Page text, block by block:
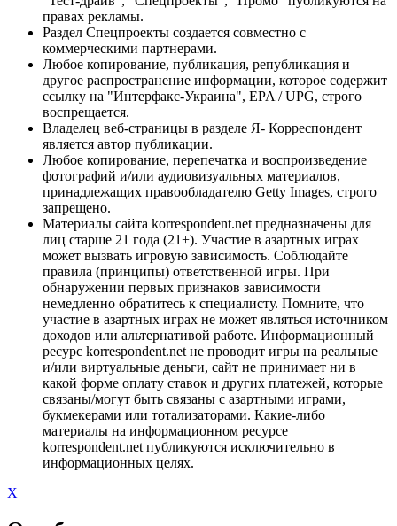
правах рекламы.
Раздел Спецпроекты создается совместно с
коммерческими партнерами.
Любое копирование, публикация, републикация и
другое распространение информации, которое содержит
ссылку на "Интерфакс-Украина", EPA / UPG, строго
воспрещается.
Владелец веб-страницы в разделе Я- Корреспондент
является автор публикации.
Любое копирование, перепечатка и воспроизведение
фотографий и/или аудиовизуальных материалов,
принадлежащих правообладателю Getty Images, строго
запрещено.
Материалы сайта korrespondent.net предназначены для
лиц старше 21 года (21+). Участие в азартных играх
может вызвать игровую зависимость. Соблюдайте
правила (принципы) ответственной игры. При
обнаружении первых признаков зависимости
немедленно обратитесь к специалисту. Помните, что
участие в азартных играх не может являться источником
доходов или альтернативой работе. Информационный
ресурс korrespondent.net не проводит игры на реальные
и/или виртуальные деньги, сайт не принимает ни в
какой форме оплату ставок и других платежей, которые
связаны/могут быть связаны с азартными играми,
букмекерами или тотализаторами. Какие-либо
материалы на информационном ресурсе
korrespondent.net публикуются исключительно в
информационных целях.
X